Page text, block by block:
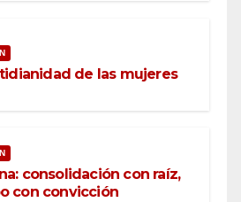
de las mujeres
consolidación con raíz,
con convicción